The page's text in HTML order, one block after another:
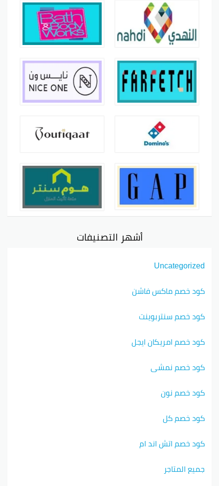
أشهر التصنيفات
Uncategorized
كود خصم ماكس فاشن
كود خصم سنتربوينت
كود خصم امريكان ايجل
كود خصم نمشي
كود خصم نون
كود خصم كل
كود خصم اتش اند ام
جميع المتاجر